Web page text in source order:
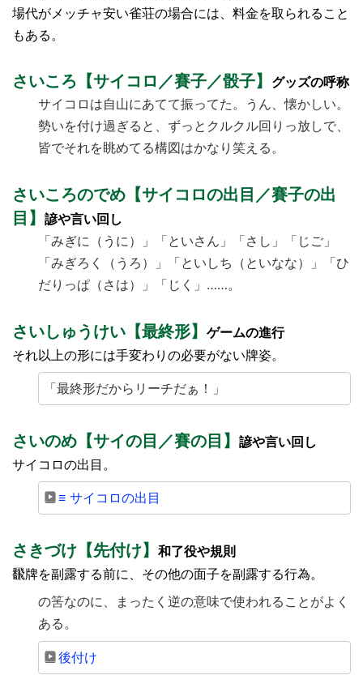
場代がメッチャ安い雀荘の場合には、料金を取られること
もある。
さいころ【サイコロ／賽子／骰子】 グッズの呼称
サイコロは自山にあてて振ってた。うん、懐かしい。
勢いを付け過ぎると、ずっとクルクル回りっ放しで、
皆でそれを眺めてる構図はかなり笑える。
さいころのでめ【サイコロの出目／賽子の出
目】 諺や言い回し
「みぎに（うに）」「といさん」「さし」「じご」
「みぎろく（うろ）」「といしち（といなな）」「ひ
だりっぱ（さは）」「じく」……。
さいしゅうけい【最終形】 ゲームの進行
それ以上の形には手変わりの必要がない牌姿。
「最終形だからリーチだぁ！」
さいのめ【サイの目／賽の目】 諺や言い回し
サイコロの出目。
≡ サイコロの出目
さきづけ【先付け】 和了役や規則
飜牌を副露する前に、その他の面子を副露する行為。
の筈なのに、まったく逆の意味で使われることがよく
ある。
後付け